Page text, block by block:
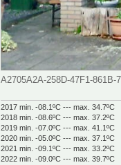
A2705A2A-258D-47F1-
2017 min. -08.1ºC --- max. 34.7ºC
2018 min. -08.6ºC --- max. 37.2ºC
2019 min. -07.0ºC --- max. 41.1ºC
2020 min. -05.0ºC --- max. 37.1ºC
2021 min. -09.1ºC --- max. 33.2ºC
2022 min. -09.0ºC --- max. 39.7ºC